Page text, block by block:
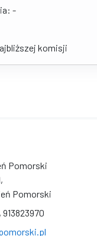
-
komisji
Pomorski
Pomorski
913823970